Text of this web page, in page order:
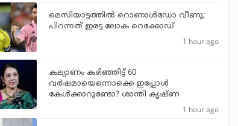
മെസിയാട്ടത്തില്‍ റൊണാള്‍ഡോ വീണു;
പിറന്നത് ഇരട്ട ലോക റെക്കോഡ്
1 hour ago
കല്യാണം കഴിഞ്ഞിട്ട് 60
വർഷമായെന്നൊക്കെ ഇപ്പോൾ
കേൾക്കാറുണ്ടോ? ശാന്തി കൃഷ്ണ
1 hour ago